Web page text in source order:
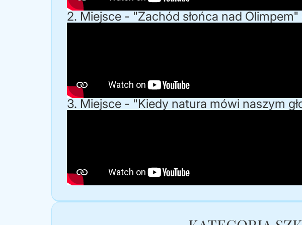
2. Miejsce - "Zachód słońca nad
3. Miejsce - "Kiedy natura mówi naszym